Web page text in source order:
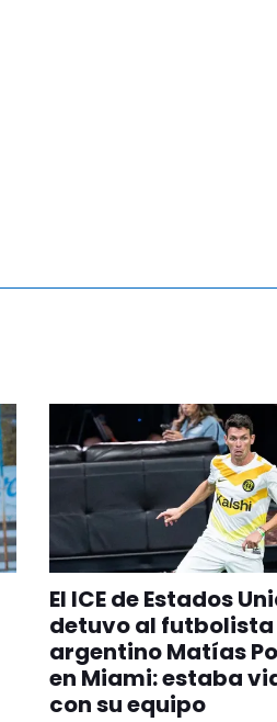
El ICE de Estados
detuvo al futbolista
argentino Matías
en Miami: estaba
con su equipo